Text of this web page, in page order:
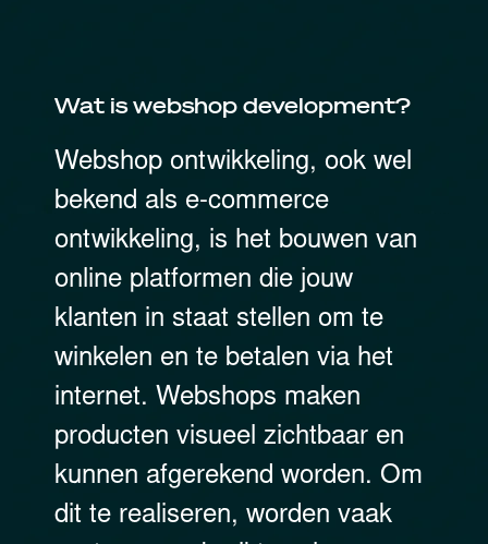
Wat is webshop development?
Webshop ontwikkeling, ook wel
bekend als e-commerce
ontwikkeling, is het bouwen van
online platformen die jouw
klanten in staat stellen om te
winkelen en te betalen via het
internet. Webshops maken
producten visueel zichtbaar en
kunnen afgerekend worden. Om
dit te realiseren, worden vaak